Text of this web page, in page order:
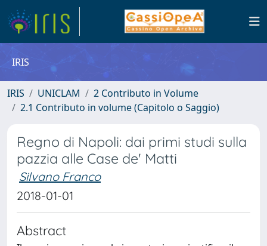
IRIS
IRIS UNICLAM
2 Contributo in Volume
2.1 Contributo in volume (Capitolo o Saggio)
Regno di Napoli: dai primi studi sulla
pazzia alle Case de' Matti
Silvano Franco
2018-01-01
Abstract